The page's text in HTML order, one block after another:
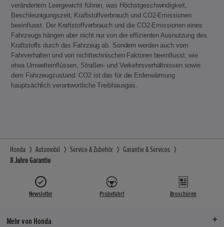
verändertem Leergewicht führen, was Höchstgeschwindigkeit,
Beschleunigungszeit, Kraftstoffverbrauch und CO2-Emissionen
beeinflusst. Der Kraftstoffverbrauch und die CO2-Emissionen eines
Fahrzeugs hängen aber nicht nur von der effizienten Ausnutzung des
Kraftstoffs durch das Fahrzeug ab. Sondern werden auch vom
Fahrverhalten und von nichttechnischen Faktoren beeinflusst, wie
etwa Umwelteinflüssen, Straßen- und Verkehrsverhältnissen sowie
dem Fahrzeugzustand. CO2 ist das für die Erderwärmung
hauptsächlich verantwortliche Treibhausgas.
Honda Automobil Service & Zubehör
Garantie & Services
8 Jahre Garantie
Newsletter Probefahrt Broschüren
Mehr von Honda